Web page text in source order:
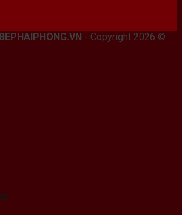
BEPHAIPHONG.VN - Copyright 2026 ©